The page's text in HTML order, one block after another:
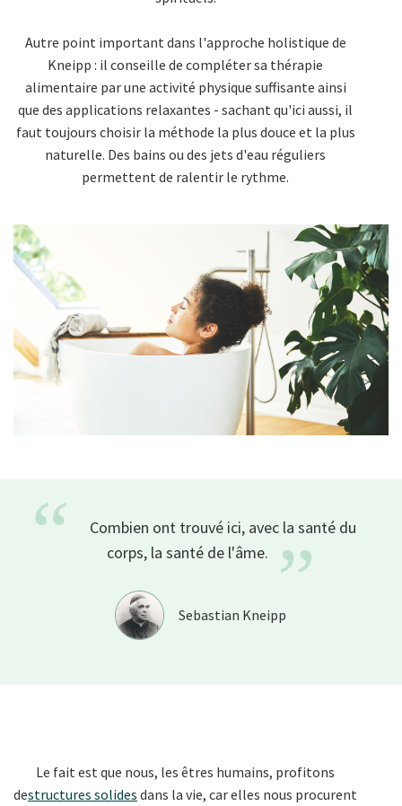
Autre point important dans l'approche holistique de
Kneipp : il conseille de compléter sa thérapie
alimentaire par une activité physique suffisante ainsi
que des applications relaxantes - sachant qu'ici aussi, il
faut toujours choisir la méthode la plus douce et la plus
naturelle. Des bains ou des jets d'eau réguliers
permettent de ralentir le rythme.
“
Combien ont trouvé ici, avec la santé du
corps, la santé de l'âme. ”
Sebastian Kneipp
Le fait est que nous, les êtres humains, profitons
destructures solides dans la vie, car elles nous procurent